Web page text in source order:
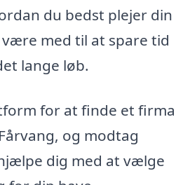
du bedst plejer din
med til at spare tid
lange løb.
for at finde et firma
og modtag
dig med at vælge